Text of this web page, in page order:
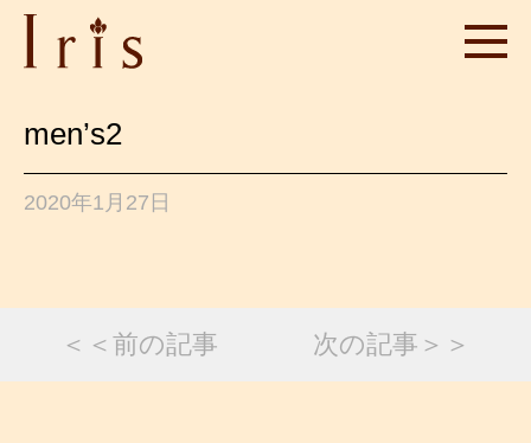
men’s2
2020年1月27日
＜＜前の記事 次の記事＞＞